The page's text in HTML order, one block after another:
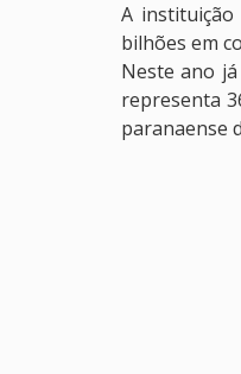
A
bilhões em
Neste ano
representa
paranaense